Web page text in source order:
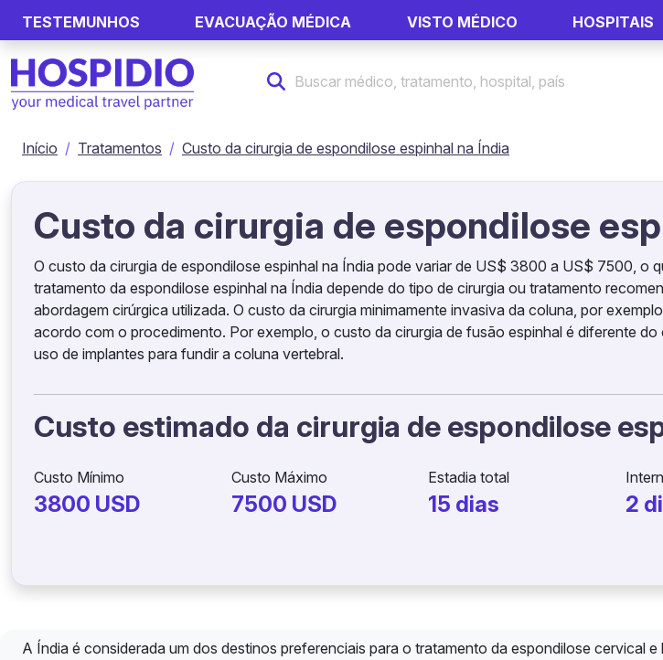
TESTEMUNHOS EVACUAÇÃO MÉDICA VISTO MÉDICO HOSPITAIS
Início Tratamentos Custo da cirurgia de espondilose espinhal na Índia
Custo da cirurgia de espondilose
O custo da cirurgia de espondilose espinhal na Índia pode variar de US$ 3800 a US$ 7500,
tratamento da espondilose espinhal na Índia depende do tipo de cirurgia ou tratamento
abordagem cirúrgica utilizada. O custo da cirurgia minimamente invasiva da coluna, por
acordo com o procedimento. Por exemplo, o custo da cirurgia de fusão espinhal é diferente
uso de implantes para fundir a coluna vertebral.
Custo estimado da cirurgia de espondilose
Custo Mínimo
3800 USD
Custo Máximo
7500 USD
Estadia total
15 dias 2
A Índia é considerada um dos destinos preferenciais para o tratamento da espondilose cervical